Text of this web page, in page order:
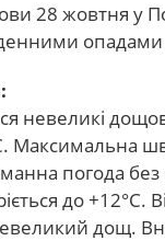
28 жовтня у
невеликі
Максимальна
погода
до +12°С.
дощ.